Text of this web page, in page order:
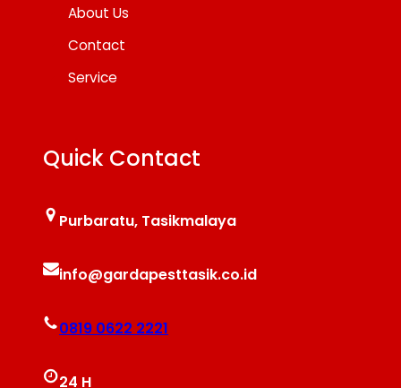
About Us
Contact
Service
Quick Contact
Purbaratu, Tasikmalaya
info@gardapesttasik.co.id
0819 0622 2221
24 H